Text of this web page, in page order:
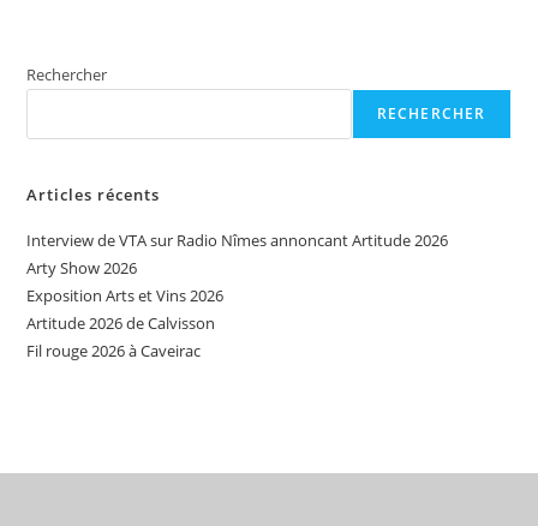
Rechercher
RECHERCHER
Articles récents
Interview de VTA sur Radio Nîmes annoncant Artitude 2026
Arty Show 2026
Exposition Arts et Vins 2026
Artitude 2026 de Calvisson
Fil rouge 2026 à Caveirac